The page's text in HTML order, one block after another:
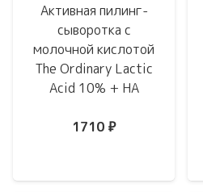
Активная пилинг-
сыворотка с
молочной кислотой
The Ordinary Lactic
Acid 10% + HA
1710 ₽